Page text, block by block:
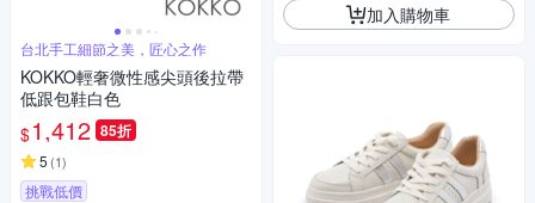
台北手工細節之美，匠心之作
KOKKO輕奢微性感尖頭後拉帶
低跟包鞋白色
$1,412 85折
5 (1)
挑戰低價
加入購物車